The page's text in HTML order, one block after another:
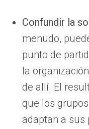
Confundir la
menudo,
punto de
la
de allí. El
que los
adaptan a sus